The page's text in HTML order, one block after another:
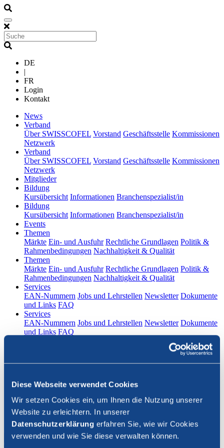
Diese Webseite verwendet Cookies
Wir setzen Cookies ein, um Ihnen die Nutzung unserer
Website zu erleichtern. In unserer
Datenschutzerklärung erfahren Sie, wie wir Cookies
verwenden und wie Sie diese verwalten können.
DE
|
FR
Login
Kontakt
News(current)
Verband
Über SWISSCOFEL Vorstand Geschäftsstelle Kommissionen
Netzwerk
Verband
Über SWISSCOFEL Vorstand Geschäftsstelle Kommissionen
Netzwerk
Mitglieder(current)
Bildung(current)
Kursübersicht Informationen Branchenspezialist/in
Bildung(current)
Kursübersicht Informationen Branchenspezialist/in
Events(current)
Themen
Märkte Ein- und Ausfuhr Rechtliche Grundlagen Politik &
Rahmenbedingungen Nachhaltigkeit & Qualität
Themen
Märkte Ein- und Ausfuhr Rechtliche Grundlagen Politik &
Rahmenbedingungen Nachhaltigkeit & Qualität
Services(current)
EAN-Nummern Jobs und Lehrstellen Newsletter Dokumente
und Links FAQ
Services(current)
EAN-Nummern Jobs und Lehrstellen Newsletter Dokumente
und Links FAQ
FR
Login
Suche schliessen